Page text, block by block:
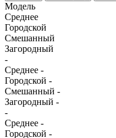
Модель
Среднее
Городской
Смешанный
Загородный
-
Среднее -
Городской -
Смешанный -
Загородный -
-
Среднее -
Городской -